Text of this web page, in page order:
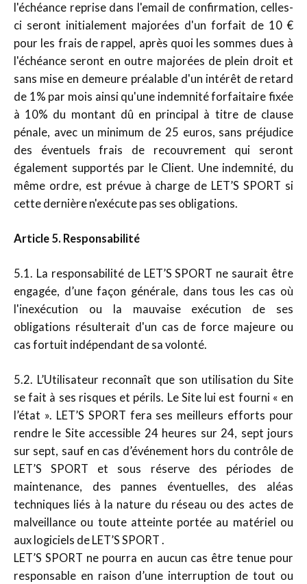
l'échéance reprise dans l'email de confirmation, celles-
ci seront initialement majorées d'un forfait de 10 €
pour les frais de rappel, après quoi les sommes dues à
l'échéance seront en outre majorées de plein droit et
sans mise en demeure préalable d'un intérêt de retard
de 1% par mois ainsi qu'une indemnité forfaitaire fixée
à 10% du montant dû en principal à titre de clause
pénale, avec un minimum de 25 euros, sans préjudice
des éventuels frais de recouvrement qui seront
également supportés par le Client. Une indemnité, du
même ordre, est prévue à charge de LET’S SPORT si
cette dernière n'exécute pas ses obligations.
Article 5. Responsabilité
5.1. La responsabilité de LET’S SPORT ne saurait être
engagée, d’une façon générale, dans tous les cas où
l'inexécution ou la mauvaise exécution de ses
obligations résulterait d'un cas de force majeure ou
cas fortuit indépendant de sa volonté.
5.2. L’Utilisateur reconnaît que son utilisation du Site
se fait à ses risques et périls. Le Site lui est fourni « en
l’état ». LET’S SPORT fera ses meilleurs efforts pour
rendre le Site accessible 24 heures sur 24, sept jours
sur sept, sauf en cas d’événement hors du contrôle de
LET’S SPORT et sous réserve des périodes de
maintenance, des pannes éventuelles, des aléas
techniques liés à la nature du réseau ou des actes de
malveillance ou toute atteinte portée au matériel ou
aux logiciels de LET’S SPORT .
LET’S SPORT ne pourra en aucun cas être tenue pour
responsable en raison d’une interruption de tout ou